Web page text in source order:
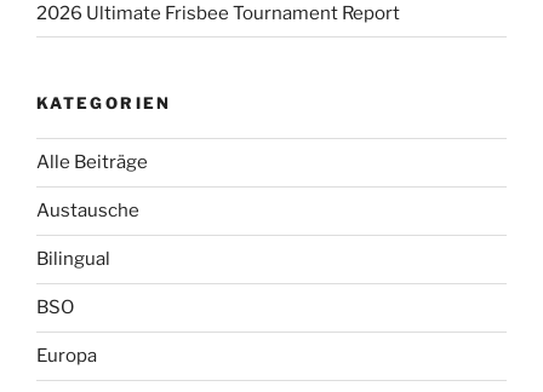
2026 Ultimate Frisbee Tournament Report
KATEGORIEN
Alle Beiträge
Austausche
Bilingual
BSO
Europa